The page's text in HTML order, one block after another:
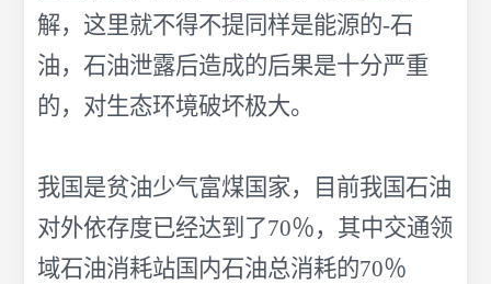
解，这里就不得不提同样是能源的-石
油，石油泄露后造成的后果是十分严重
的，对生态环境破坏极大。
我国是贫油少气富煤国家，目前我国石油
对外依存度已经达到了70％，其中交通领
域石油消耗站国内石油总消耗的70％